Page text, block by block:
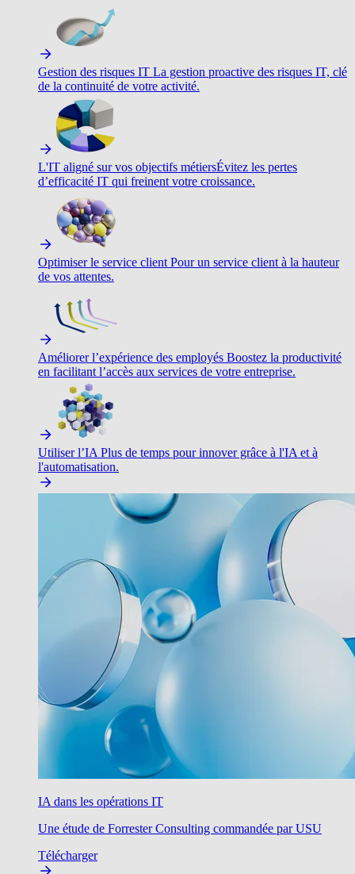
Gestion des risques IT La gestion proactive des risques IT, clé
de la continuité de votre activité.
L'IT aligné sur vos objectifs métiersÉvitez les pertes
d’efficacité IT qui freinent votre croissance.
Optimiser le service client Pour un service client à la hauteur
de vos attentes.
Améliorer l’expérience des employés Boostez la productivité
en facilitant l’accès aux services de votre entreprise.
Utiliser l’IA Plus de temps pour innover grâce à l'IA et à
l'automatisation.
IA dans les opérations IT
Une étude de Forrester Consulting commandée par USU
Télécharger